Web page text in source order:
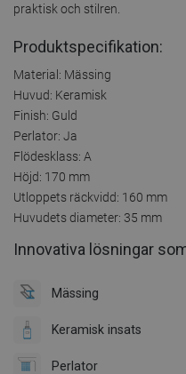
praktisk och stilren.
Produktspecifikation:
Material: Mässing
Huvud: Keramisk
Finish: Guld
Perlator: Ja
Flödesklass: A
Höjd: 170 mm
Utloppets räckvidd: 160 mm
Huvudets diameter: 35 mm
Innovativa lösningar
Mässing
Keramisk insats
Perlator